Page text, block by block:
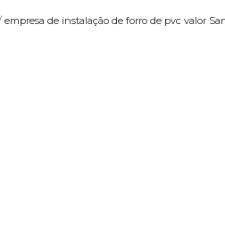
empresa de instalação de forro de pvc valor